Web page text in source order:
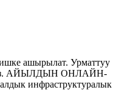
ашырылат. Урматтуу
АЙЫЛДЫН ОНЛАЙН-
инфраструктуралык